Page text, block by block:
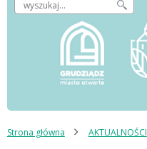
szukaną
Strona główna AKTUALNOŚCI